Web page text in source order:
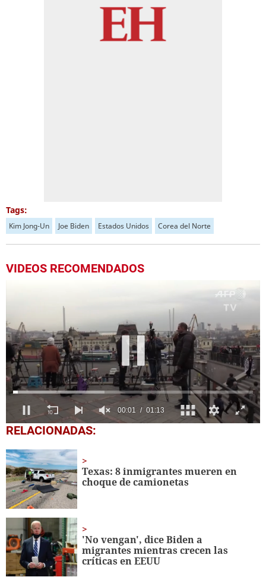
Tags:
Kim Jong-Un Joe Biden Estados Unidos Corea del Norte
VIDEOS RECOMENDADOS
0
seconds
1
minute,
13
seconds
RELACIONADAS:
Texas: 8 inmigrantes mueren en
choque de camionetas
'No vengan', dice Biden a
migrantes mientras crecen las
críticas en EEUU